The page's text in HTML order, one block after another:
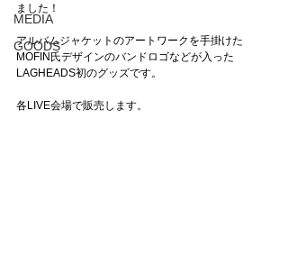
MEDIA
GOODS
ました！
アルバムジャケットのアートワークを手掛けた
MOFIN氏デザインのバンドロゴなどが入った
LAGHEADS初のグッズです。
各LIVE会場で販売します。